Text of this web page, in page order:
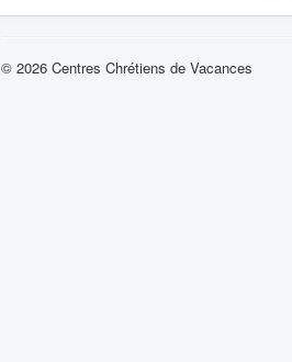
© 2026 Centres Chrétiens de Vacances